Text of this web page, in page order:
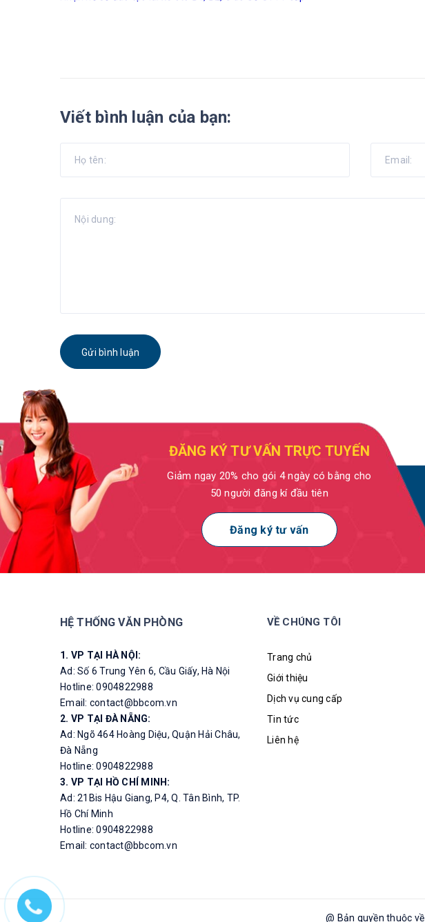
Viết bình luận của bạn:
Gửi bình luận
ĐĂNG KÝ TƯ VẤN TRỰC TUYẾN
Giảm ngay 20% cho gói 4 ngày có bằng cho
50 người đăng kí đầu tiên
Đăng ký tư vấn
HỆ THỐNG VĂN PHÒNG
1. VP TẠI HÀ NỘI:
Ad: Số 6 Trung Yên 6, Cầu Giấy, Hà Nội
Hotline: 0904822988
Email: contact@bbcom.vn
2. VP TẠI ĐÀ NẴNG:
Ad: Ngõ 464 Hoàng Diệu, Quận Hải Châu,
Đà Nẵng
Hotline: 0904822988
3. VP TẠI HỒ CHÍ MINH:
Ad: 21Bis Hậu Giang, P4, Q. Tân Bình, TP.
Hồ Chí Minh
Hotline: 0904822988
Email: contact@bbcom.vn
VỀ CHÚNG TÔI
Trang chủ
Giới thiệu
Dịch vụ cung cấp
Tin tức
Liên hệ
@ Bản quyền thuộc về